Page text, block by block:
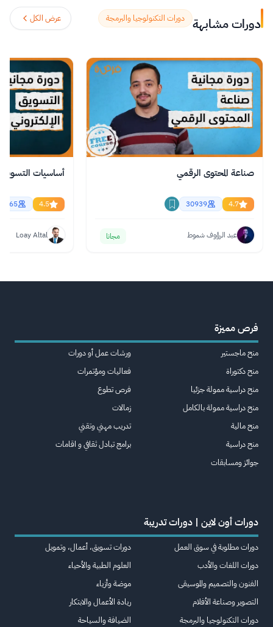
تحقيق الإمكانات الكاملة.اقرأ المزيد.
دورات مشابهة دورات التكنولوجيا والبرمجة عرض الكل
صناعة المحتوى الرقمي
4.7
30939
عبد الرؤوف شموط مجانا
أساسيات التسويق
4.5
Loay Altal
فرص مميزة
منح ماجستير
منح دكتوراة
منح دراسية ممولة جزئيا
منح دراسية ممولة بالكامل
منح مالية
منح دراسية
جوائز ومسابقات
ورشات عمل أو دورات
فعاليات ومؤتمرات
فرص تطوع
زمالات
تدريب مهني وتقني
برامج تبادل ثقافي و اقامات
دورات أون لاين | دورات تدريبة
دورات مطلوبة في سوق العمل
دورات اللغات والأدب
الفنون والتصميم والموسيقى
التصوير وصناعة الأفلام
دورات التكنولوجيا والبرمجة
دورات تسويق، أعمال، وتمويل
العلوم الطبية والأحياء
موضة وأزياء
ريادة الأعمال والابتكار
الضيافة والسياحة